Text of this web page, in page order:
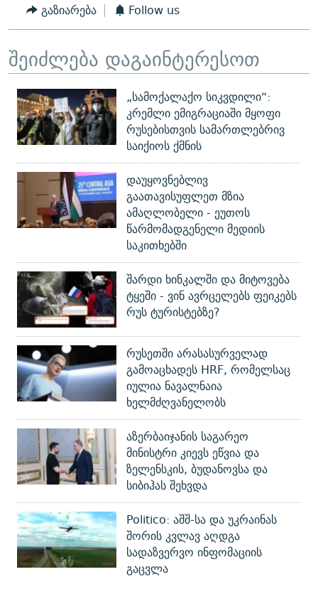
გაზიარება Follow us
შეიძლება დაგაინტერესოთ
„სამოქალაქო სიკვდილი“:
კრემლი ემიგრაციაში მყოფი
რუსებისთვის სამართლებრივ
საიქიოს ქმნის
დაუყოვნებლივ
გაათავისუფლეთ მზია
ამაღლობელი - ეუთოს
წარმომადგენელი მედიის
საკითხებში
შარდი ხინკალში და მიტოვება
ტყეში - ვინ ავრცელებს ფეიკებს
რუს ტურისტებზე?
რუსეთში არასასურველად
გამოაცხადეს HRF, რომელსაც
იულია ნავალნაია
ხელმძღვანელობს
აზერბაიჯანის საგარეო
მინისტრი კიევს ეწვია და
ზელენსკის, ბუდანოვსა და
სიბიჰას შეხვდა
Politico: აშშ-სა და უკრაინას
შორის კვლავ აღდგა
სადაზვერვო ინფომაციის
გაცვლა